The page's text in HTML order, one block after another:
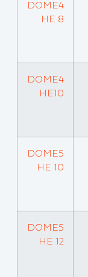
DOME4
HE 8
DOME4
HE10
DOME5
HE 10
DOME5
HE 12